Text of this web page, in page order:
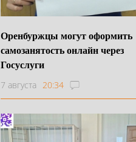
Оренбуржцы могут оформить
самозанятость онлайн через
Госуслуги
7 августа 20:34